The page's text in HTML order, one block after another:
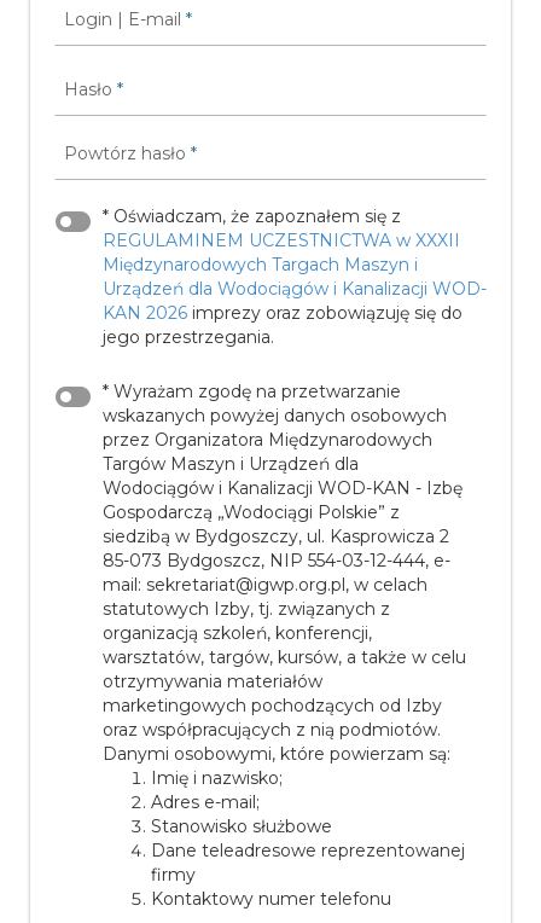
Login | E-mail *
Hasło *
Powtórz hasło *
* Oświadczam, że zapoznałem się z
REGULAMINEM UCZESTNICTWA w XXXII
Międzynarodowych Targach Maszyn i
Urządzeń dla Wodociągów i Kanalizacji WOD-
KAN 2026 imprezy oraz zobowiązuję się do
jego przestrzegania.
* Wyrażam zgodę na przetwarzanie
wskazanych powyżej danych osobowych
przez Organizatora Międzynarodowych
Targów Maszyn i Urządzeń dla
Wodociągów i Kanalizacji WOD-KAN - Izbę
Gospodarczą „Wodociągi Polskie” z
siedzibą w Bydgoszczy, ul. Kasprowicza 2
85-073 Bydgoszcz, NIP 554-03-12-444, e-
mail: sekretariat@igwp.org.pl, w celach
statutowych Izby, tj. związanych z
organizacją szkoleń, konferencji,
warsztatów, targów, kursów, a także w celu
otrzymywania materiałów
marketingowych pochodzących od Izby
oraz współpracujących z nią podmiotów.
Danymi osobowymi, które powierzam są:
Imię i nazwisko;
Adres e-mail;
Stanowisko służbowe
Dane teleadresowe reprezentowanej
firmy
Kontaktowy numer telefonu